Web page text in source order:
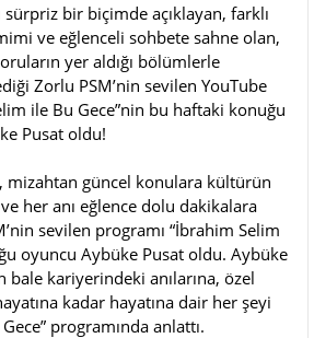
sürpriz bir biçimde açıklayan, farklı
ve eğlenceli sohbete sahne olan,
yer aldığı bölümlerle
Zorlu PSM’nin sevilen YouTube
ile Bu Gece”nin bu haftaki konuğu
Pusat oldu!
mizahtan güncel konulara kültürün
her anı eğlence dolu dakikalara
sevilen programı “İbrahim Selim
oyuncu Aybüke Pusat oldu. Aybüke
bale kariyerindeki anılarına, özel
kadar hayatına dair her şeyi
programında anlattı.